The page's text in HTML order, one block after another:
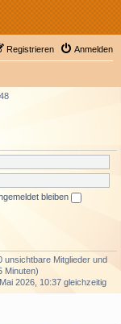
Anmelden
Registrieren
bleiben
unsichtbare Mitglieder und
Minuten)
2026, 10:37 gleichzeitig